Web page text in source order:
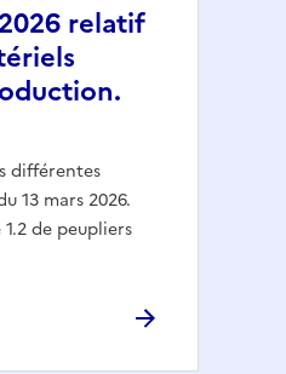
relatif
différentes
13 mars 2026.
de peupliers